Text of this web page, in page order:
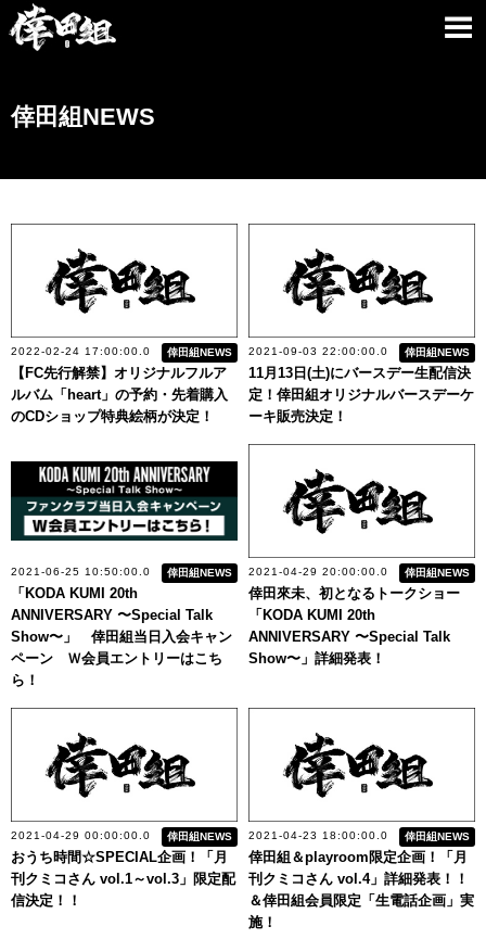
倖田組NEWS
2022-02-24 17:00:00.0 倖田組NEWS
【FC先行解禁】オリジナルフルア
ルバム「heart」の予約・先着購入
のCDショップ特典絵柄が決定！
2021-09-03 22:00:00.0 倖田組NEWS
11月13日(土)にバースデー生配信決
定！倖田組オリジナルバースデーケ
ーキ販売決定！
2021-06-25 10:50:00.0 倖田組NEWS
「KODA KUMI 20th
ANNIVERSARY 〜Special Talk
Show〜」 倖田組当日入会キャン
ペーン Ｗ会員エントリーはこち
ら！
2021-04-29 20:00:00.0 倖田組NEWS
倖田來未、初となるトークショー
「KODA KUMI 20th
ANNIVERSARY 〜Special Talk
Show〜」詳細発表！
2021-04-29 00:00:00.0 倖田組NEWS
おうち時間☆SPECIAL企画！「月
刊クミコさん vol.1～vol.3」限定配
信決定！！
2021-04-23 18:00:00.0 倖田組NEWS
倖田組＆playroom限定企画！「月
刊クミコさん vol.4」詳細発表！！
＆倖田組会員限定「生電話企画」実
施！